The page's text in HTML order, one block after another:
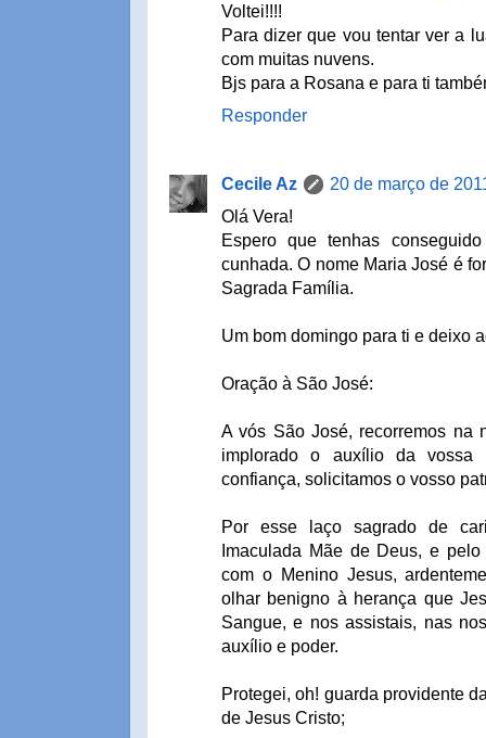
Voltei!!!!
Para dizer que vou tentar ver a
com muitas nuvens.
Bjs para a Rosana e para ti
Responder
Cecile Az
20 de março de
Olá Vera!
Espero que tenhas
cunhada. O nome Maria José é
Sagrada Família.
Um bom domingo para ti e deixo
Oração à São José:
A vós São José, recorremos na
implorado o auxílio da vossa
confiança, solicitamos o vosso
Por esse laço sagrado de
Imaculada Mãe de Deus, e
com o Menino Jesus,
olhar benigno à herança que
Sangue, e nos assistais, nas
auxílio e poder.
Protegei, oh! guarda providente
de Jesus Cristo;